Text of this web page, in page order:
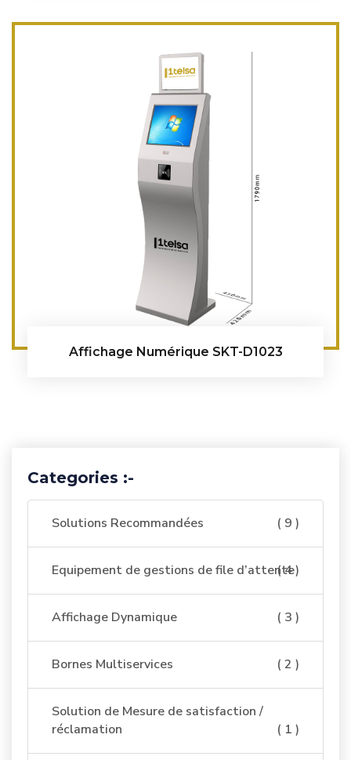
Affichage Numérique SKT-D1023
Categories :-
Solutions Recommandées ( 9 )
Equipement de gestions de file d’attente
( 4 )
Affichage Dynamique ( 3 )
Bornes Multiservices ( 2 )
Solution de Mesure de satisfaction /
réclamation
( 1 )